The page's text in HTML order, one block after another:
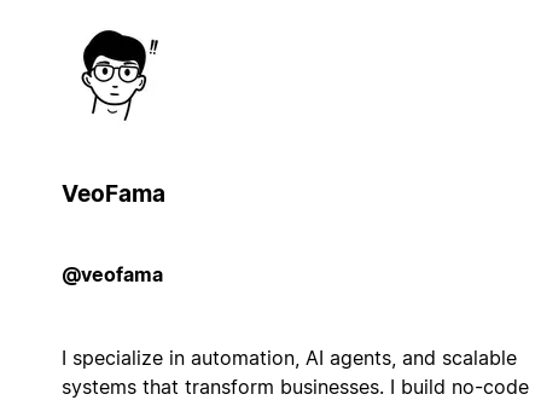
VeoFama
@veofama
I specialize in automation, AI agents, and scalable
systems that transform businesses. I build no-code